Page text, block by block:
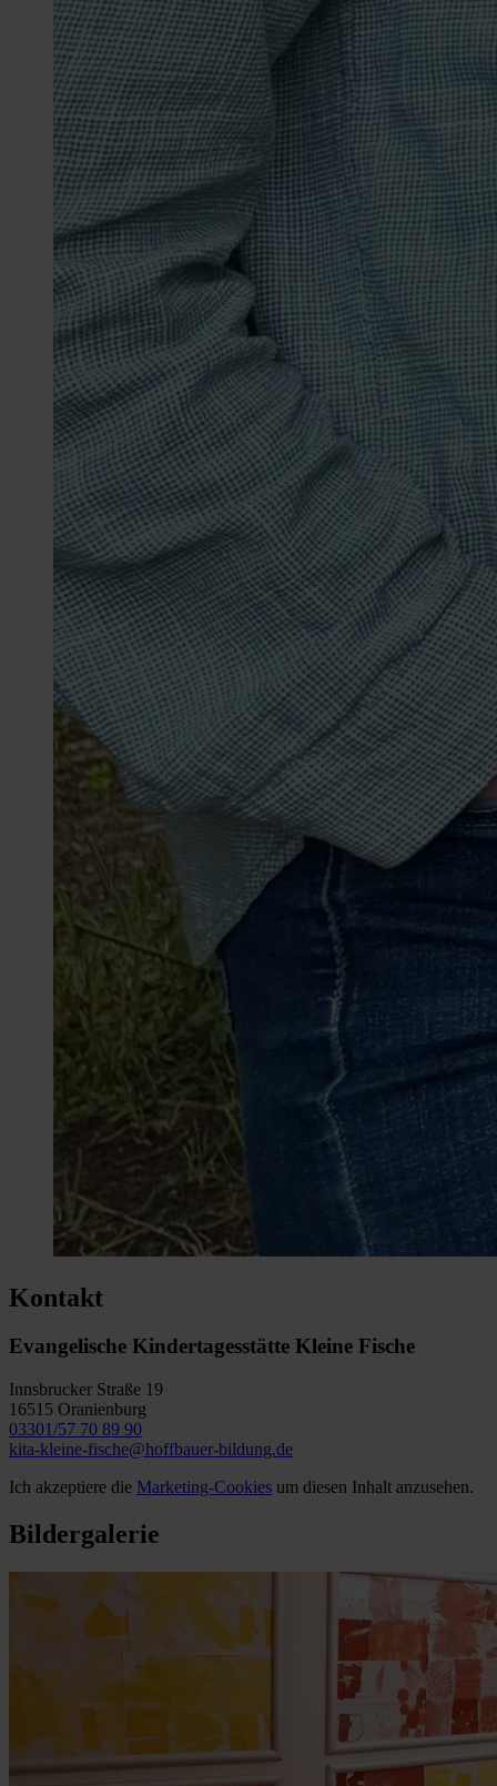
Kontakt
Evangelische Kindertagesstätte Kleine Fische
Innsbrucker Straße 19
16515 Oranienburg
03301/57 70 89 90
kita-kleine-fische@hoffbauer-bildung.de
Ich akzeptiere die Marketing-Cookies um diesen Inhalt anzusehen.
Bildergalerie